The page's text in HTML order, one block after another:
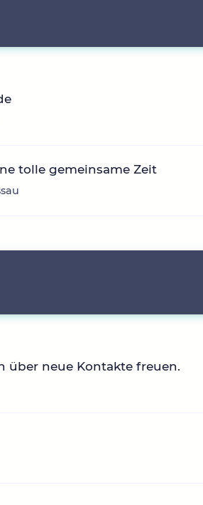
tolle gemeinsame Zeit
über neue Kontakte freuen.